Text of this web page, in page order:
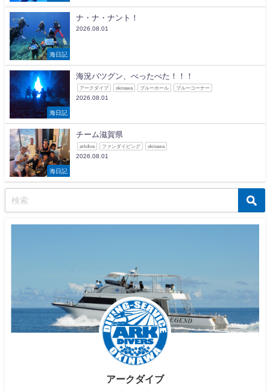
海日記
ナ・ナ・ナント！
2026.08.01
海日記
海況バツグン、べったべた！！！
アークダイブ okinawa ブルーホール ブルーコーナー
2026.08.01
海日記
チーム滋賀県
arkdive ファンダイビング okinawa
2026.08.01
アークダイブ